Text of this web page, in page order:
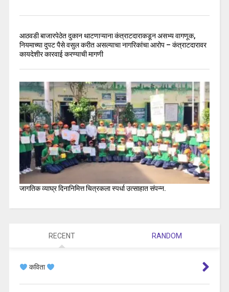
आठवडी बाजारपेठेत दुकान थाटणाऱ्याना कंत्राटदाराकडून असभ्य वागणूक,
नियमाच्या दुपट पैसे वसुल करीत असल्याचा नागरिकांचा आरोप – कंत्राटदारावर
कायदेशीर कारवाई करण्याची मागणी
जागतिक व्याघ्र दिनानिमित्त चित्रकला स्पर्धा उत्साहात संपन्न.
RECENT RANDOM
कविता